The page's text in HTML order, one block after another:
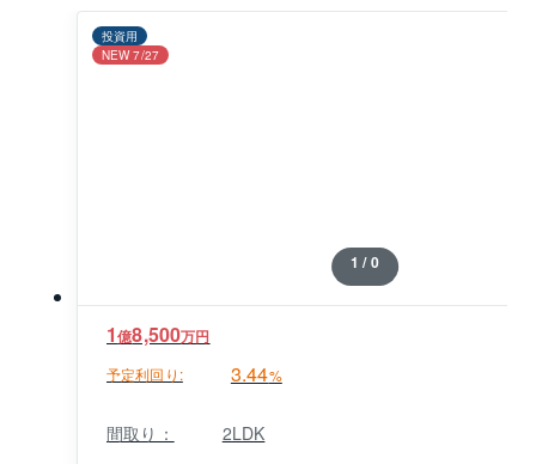
1 / 0
投資用
NEW 7/27
1億8,500万円
予定利回り: 3.44%
間取り： 2LDK